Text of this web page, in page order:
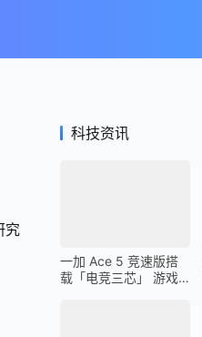
究
科技资讯
一加 Ace 5 竞速版搭
载「电竞三芯」 游戏